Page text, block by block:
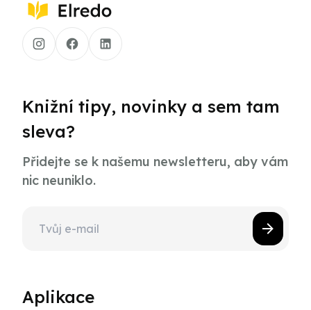
Knižní tipy, novinky a sem tam
sleva?
Přidejte se k našemu newsletteru, aby vám
nic neuniklo.
Aplikace